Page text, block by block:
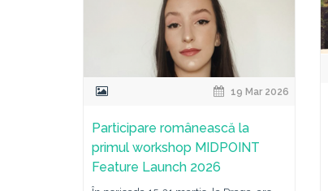
19 Mar 2026
Participare românească la
primul workshop MIDPOINT
Feature Launch 2026